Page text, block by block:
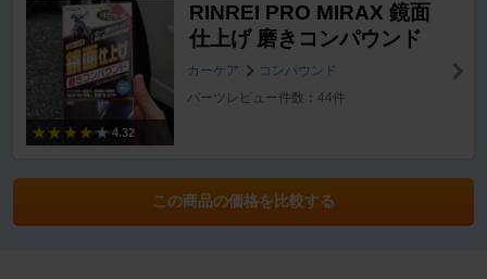
4.32
RINREI PRO MIRAX 鏡面
仕上げ 磨きコンパウンド
カーケア
コンパウンド
パーツレビュー件数：44件
この商品の価格を比較する